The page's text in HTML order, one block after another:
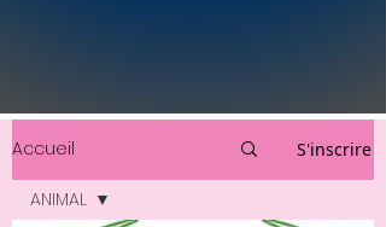
Accueil S'inscrire
ANIMAL